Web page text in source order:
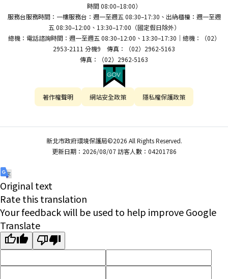
時間 08:00–18:00）
服務台服務時間：一樓服務台：週一至週五 08:30–17:30、出納櫃檯：週一至週
五 08:30–12:00、13:30–17:00（國定假日除外）
總機：電話諮詢時間：週一至週五 08:30–12:00、13:30–17:30｜總機：（02）
2953-2111 分機9 傳真：（02）2962-5163
傳真：（02）2962-5163
著作權聲明 網站安全政策 隱私權保護政策
新北市政府環境保護局©2026 All Rights Reserved.
更新日期：2026/08/07 訪客人數：04201786
Original text
Rate this translation
Your feedback will be used to help improve Google
Translate